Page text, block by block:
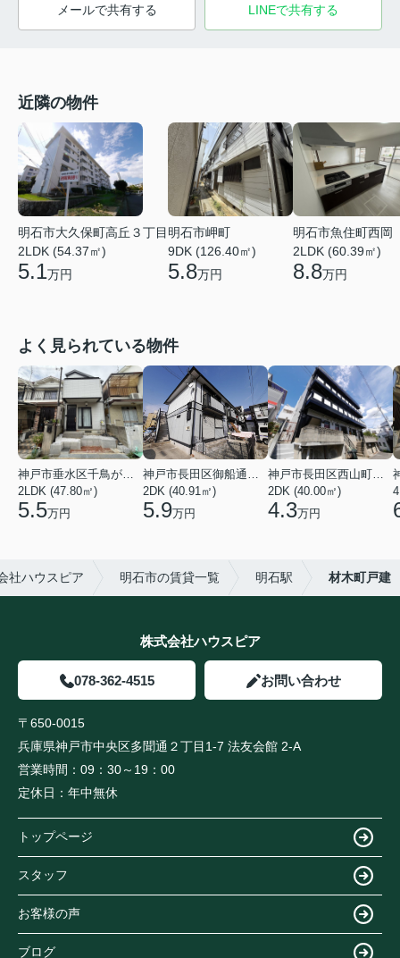
メールで共有する LINEで共有する
近隣の物件
明石市大久保町高丘３丁目
2LDK (54.37㎡)
5.1万円
明石市岬町
9DK (126.40㎡)
5.8万円
明石市魚住町西岡
2LDK (60.39㎡)
8.8万円
よく見られている物件
2LDK (47.80㎡)
5.5万円
2DK (40.91㎡)
5.9万円
2DK (40.00㎡)
4.3万円
社ハウスピア 明石市の賃貸一覧 明石駅 材木町戸建
株式会社ハウスピア
078-362-4515 お問い合わせ
〒650-0015
兵庫県神戸市中央区多聞通２丁目1-7 法友会館 2-A
営業時間： 09：30～19：00
定休日： 年中無休
トップページ
スタッフ
お客様の声
ブログ